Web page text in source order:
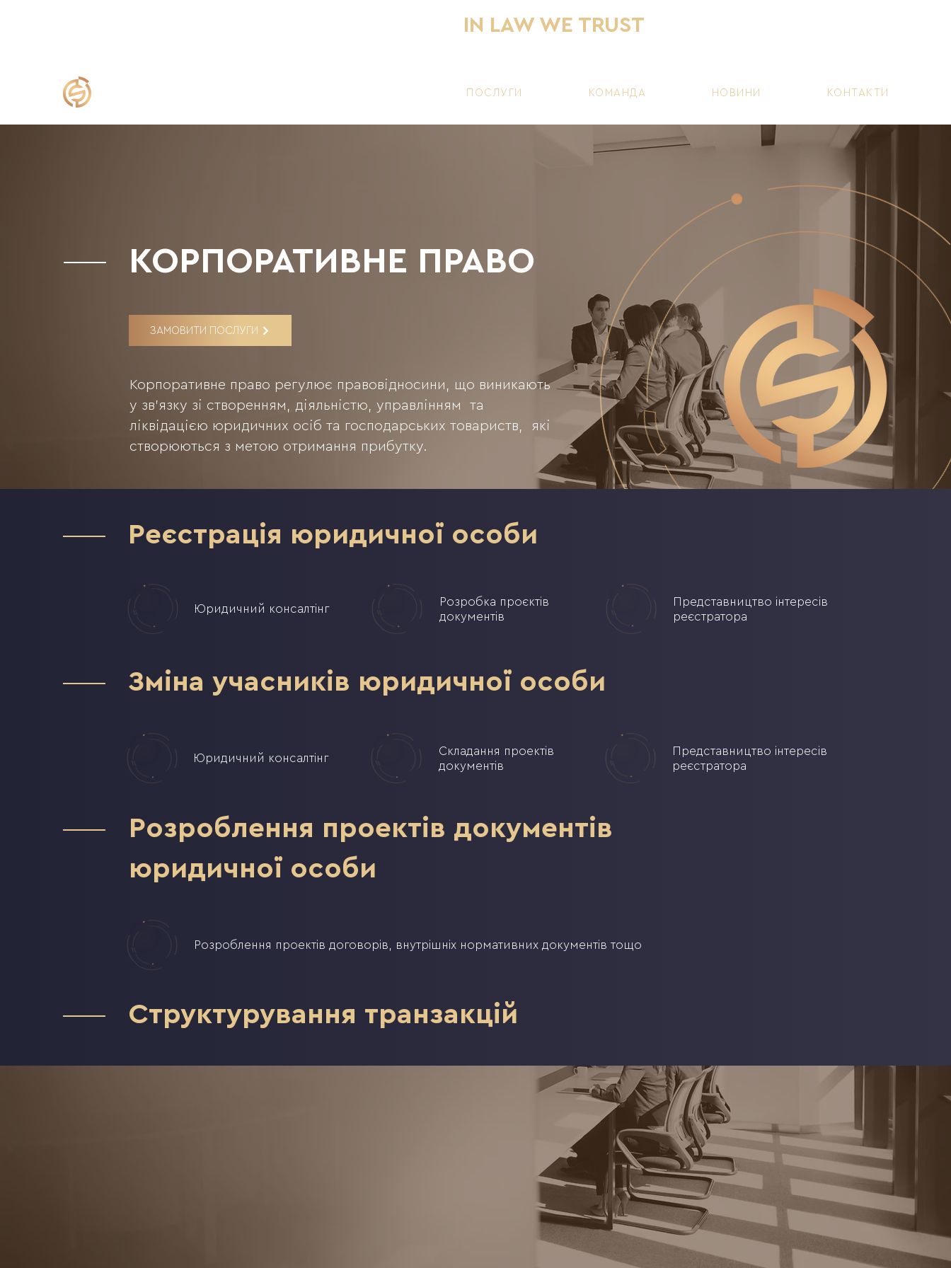
IN LAW WE TRUST
ПОСЛУГИ КОМАНДА НОВИНИ КОНТАКТИ
КОРПОРАТИВНЕ ПРАВО
ЗАМОВИТИ ПОСЛУГИ
Корпоративне право регулює правовідносини, що виникають
у зв'язку зі створенням, діяльністю, управлінням та
ліквідацією юридичних осіб та господарських товариств, які
створюються з метою отримання прибутку.
Реєстрація юридичної особи
Юридичний консалтінг
Розробка проєктів
документів
Представництво інтересів
реєстратора
Зміна учасників юридичної особи
Юридичний консалтінг
Складання проектів
документів
Представництво інтересів
реєстратора
Розроблення проектів документів
юридичної особи
Розроблення проектів договорів, внутрішніх нормативних документів тощо
Структурування транзакцій